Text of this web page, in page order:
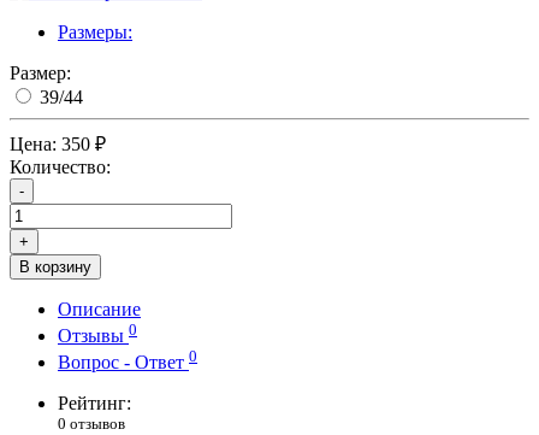
Размеры:
Размер:
39/44
Цена: 350 ₽
Количество:
-
+
В корзину
Описание
Отзывы 0
Вопрос - Ответ 0
Рейтинг:
0 отзывов